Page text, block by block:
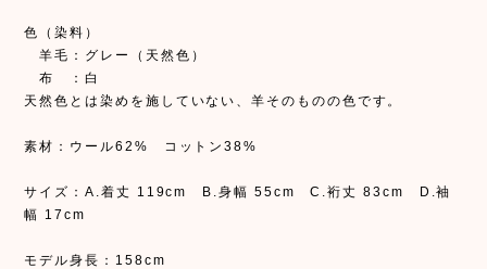
色（染料）
羊毛：グレー（天然色）
布 ：白
天然色とは染めを施していない、羊そのものの色です。
素材：ウール62% コットン38%
サイズ：A.着丈 119cm B.身幅 55cm C.裄丈 83cm D.袖
幅 17cm
モデル身長：158cm